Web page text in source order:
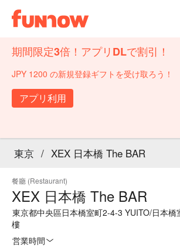
期間限定3倍！アプリDLで割引！
JPY 1200 の新規登録ギフトを受け取ろう！
アプリ利用
東京 / XEX 日本橋 The BAR
餐廳 (Restaurant)
XEX 日本橋 The BAR
東京都中央區日本橋室町2-4-3 YUITO/日本橋
樓
営業時間